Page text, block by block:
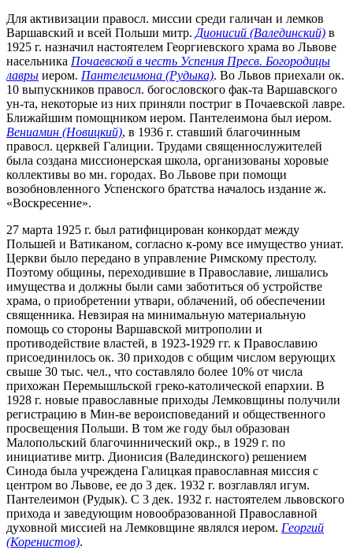
Для активизации правосл. миссии среди галичан и лемков
Варшавский и всей Польши митр. Дионисий (Валединский) в
1925 г. назначил настоятелем Георгиевского храма во Львове
насельника Почаевской в честь Успения Пресв. Богородицы
лавры иером. Пантелеимона (Рудыка). Во Львов приехали ок.
10 выпускников правосл. богословского фак-та Варшавского
ун-та, некоторые из них приняли постриг в Почаевской лавре.
Ближайшим помощником иером. Пантелеимона был иером.
Вениамин (Новицкий), в 1936 г. ставший благочинным
правосл. церквей Галиции. Трудами священнослужителей
была создана миссионерская школа, организованы хоровые
коллективы во мн. городах. Во Львове при помощи
возобновленного Успенского братства началось издание ж.
«Воскресение».
27 марта 1925 г. был ратифицирован конкордат между
Польшей и Ватиканом, согласно к-рому все имущество униат.
Церкви было передано в управление Римскому престолу.
Поэтому общины, переходившие в Православие, лишались
имущества и должны были сами заботиться об устройстве
храма, о приобретении утвари, облачений, об обеспечении
священника. Невзирая на минимальную материальную
помощь со стороны Варшавской митрополии и
противодействие властей, в 1923-1929 гг. к Православию
присоединилось ок. 30 приходов с общим числом верующих
свыше 30 тыс. чел., что составляло более 10% от числа
прихожан Перемышльской греко-католической епархии. В
1928 г. новые православные приходы Лемковщины получили
регистрацию в Мин-ве вероисповеданий и общественного
просвещения Польши. В том же году был образован
Малопольский благочиннический окр., в 1929 г. по
инициативе митр. Дионисия (Валединского) решением
Синода была учреждена Галицкая православная миссия с
центром во Львове, ее до 3 дек. 1932 г. возглавлял игум.
Пантелеимон (Рудык). С 3 дек. 1932 г. настоятелем львовского
прихода и заведующим новообразованной Православной
духовной миссией на Лемковщине являлся иером. Георгий
(Коренистов).